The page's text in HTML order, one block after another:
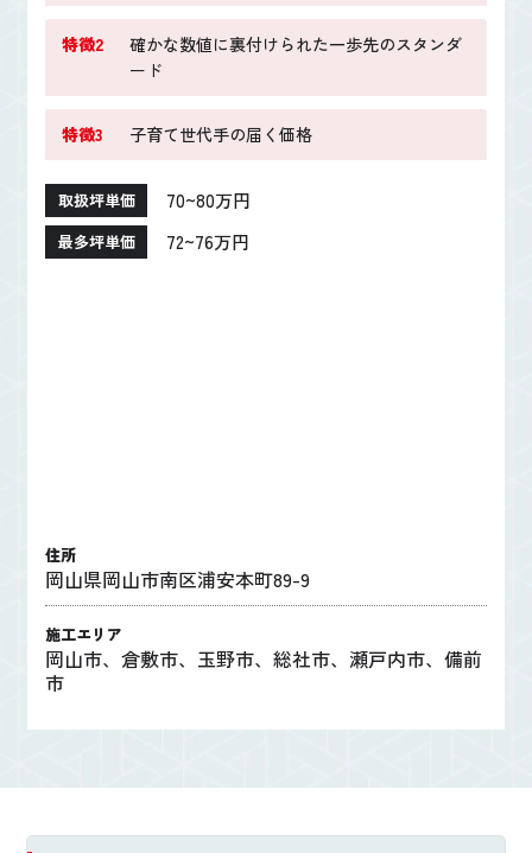
特徴2
確かな数値に裏付けられた一歩先のスタンダ
ード
特徴3 子育て世代手の届く価格
取扱坪単価 70~80万円
最多坪単価 72~76万円
住所
岡山県岡山市南区浦安本町89-9
施工エリア
岡山市、倉敷市、玉野市、総社市、瀬戸内市、備前
市